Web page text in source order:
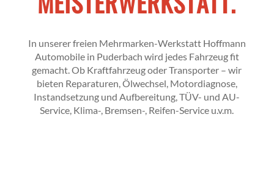
In unserer freien Mehrmarken-Werkstatt Hoffmann
Automobile in Puderbach wird jedes Fahrzeug fit
gemacht. Ob Kraftfahrzeug oder Transporter – wir
bieten Reparaturen, Ölwechsel, Motordiagnose,
Instandsetzung und Aufbereitung, TÜV- und AU-
Service, Klima-, Bremsen-, Reifen-Service u.v.m.